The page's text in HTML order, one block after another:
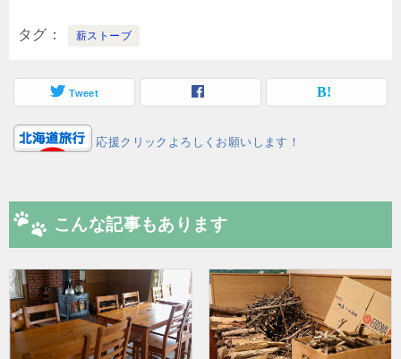
タグ 薪ストーブ
Tweet
応援クリックよろしくお願いします！
こんな記事もあります